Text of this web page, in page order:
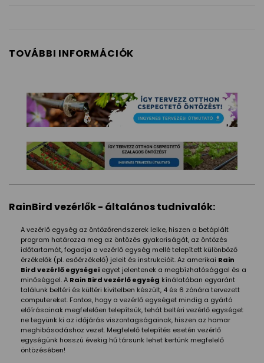
TOVÁBBI INFORMÁCIÓK
RainBird vezérlők - általános tudnivalók:
A vezérlő egység az öntözőrendszerek lelke, hiszen a betáplált
program határozza meg az öntözés gyakoriságát, az öntözés
időtartamát, fogadja a vezérlő egység mellé telepített különböző
érzékelők (pl. esőérzékelő) jeleit és instrukcióit. Az amerikai Rain
Bird vezérlő egységei egyet jelentenek a megbízhatósággal és a
minőséggel. A Rain Bird vezérlő egység kínálatában egyaránt
találunk beltéri és kültéri kivitelben készült, 4 és 6 zónára tervezett
computereket. Fontos, hogy a vezérlő egységet mindig a gyártó
előírásainak megfelelően telepítsük, tehát beltéri vezérlő egységet
ne tegyünk ki az időjárás viszontagságainak, hiszen az hamar
meghibásodáshoz vezet. Megfelelő telepítés esetén vezérlő
egységünk hosszú évekig hű társunk lehet kertünk megfelelő
öntözésében!